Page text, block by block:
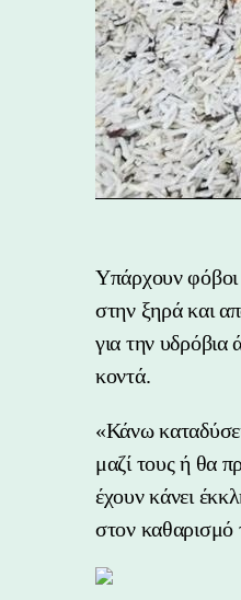
Υπάρχουν φόβοι
στην ξηρά και
για την υδρόβια
κοντά.
«Κάνω
μαζί τους ή θα
έχουν κάνει
στον καθαρισμό